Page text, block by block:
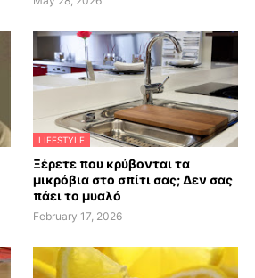
LIFESTYLE
Ξέρετε που κρύβονται τα
μικρόβια στο σπίτι σας; Δεν σας
πάει το μυαλό
February 17, 2026